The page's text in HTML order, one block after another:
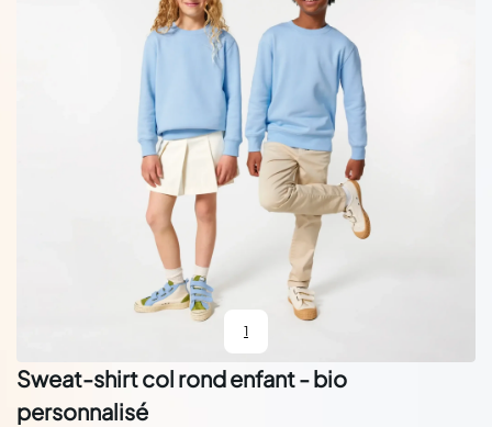
1
Sweat-shirt col rond enfant - bio
personnalisé